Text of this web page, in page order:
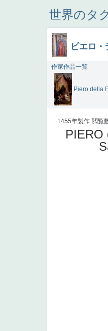
世界のタ
ピエロ
作家作品一覧
Piero della
1455年製作 閲覧
PIERO